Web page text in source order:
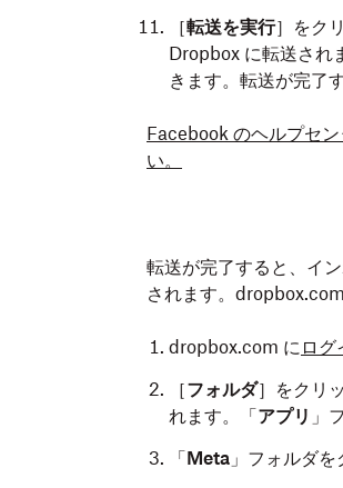
［転送を実行］をク
Dropbox に転送され
きます。転送が完了
Facebook のヘルプセ
い。
転送が完了すると、イ
されます。
dropbox.com に ログ
［フォルダ］をクリ
れます。
「アプリ 」
「Meta 」フォルダを